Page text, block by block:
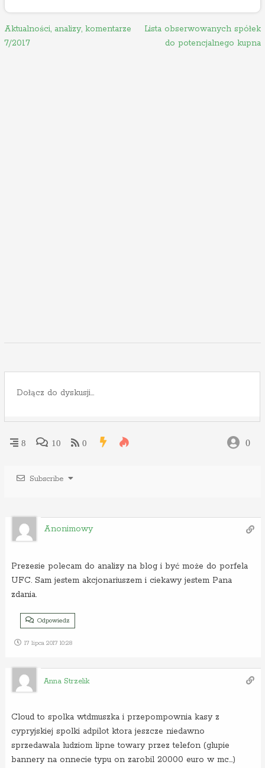
N
Aktualności, analizy, komentarze
7/2017
Lista obserwowanych spółek
do potencjalnego kupna
8 10 0 0
Subscribe
Anonimowy
Prezesie polecam do analizy na blog i być może do porfela
UFC. Sam jestem akcjonariuszem i ciekawy jestem Pana
zdania.
Odpowiedz
17 lipca 2017 10:28
Anna Strzelik
Cloud to spolka wtdmuszka i przepompownia kasy z
cypryjskiej spolki adpilot ktora jeszcze niedawno
sprzedawala ludziom lipne towary przez telefon (glupie
bannery na onnecie typu on zarobil 20000 euro w mc…)